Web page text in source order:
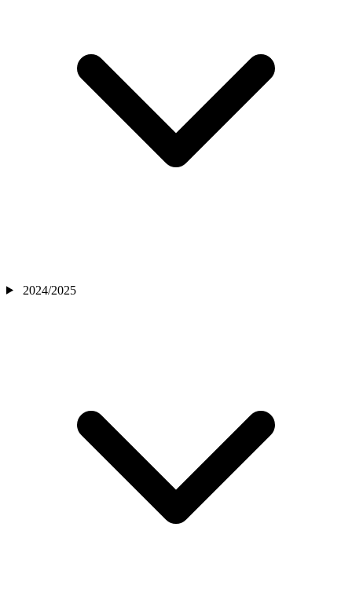
2024/2025